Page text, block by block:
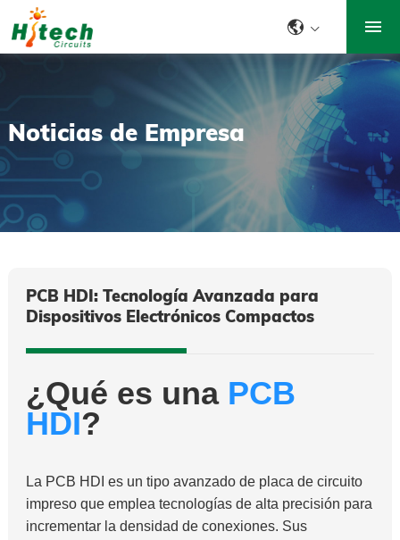
INICIO
ENSAMBLAJE DE
FABRICACIÓN DE
DISEÑO Y
DE PCB
INDUSTRIA
Noticias de Empresa
PCB HDI: Tecnología Avanzada para
Dispositivos Electrónicos Compactos
¿Qué es una PCB
HDI?
La PCB HDI es un tipo avanzado de placa de circuito
impreso que emplea tecnologías de alta precisión para
incrementar la densidad de conexiones. Sus